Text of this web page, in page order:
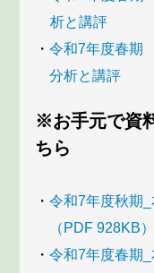
析と講評
・ 令和7年度春期
分析と講評
※お手元で資
ちら
・ 令和7年度秋期
（PDF 928KB）
・ 令和7年度春期